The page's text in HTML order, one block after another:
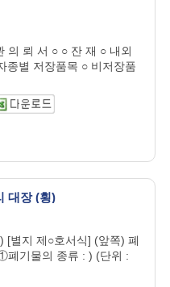
의 뢰 서 ○ ○ 잔 재 ○ 내외
종별 저장품목 ○ 비저장품
대장 (횡)
[별지 제○호서식] (앞쪽) 폐
폐기물의 종류 : ) (단위 :